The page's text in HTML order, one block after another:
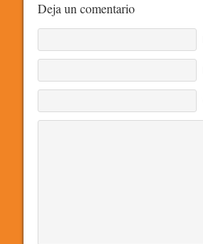
Deja un comentario